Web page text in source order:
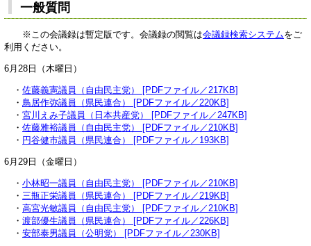
一般質問
※この会議録は暫定版です。会議録の閲覧は会議録検索システムをご
利用ください。
6月28日（木曜日）
・ 佐藤義憲議員（自由民主党） [PDFファイル／217KB]
・ 鳥居作弥議員（県民連合） [PDFファイル／220KB]
・ 宮川えみ子議員（日本共産党） [PDFファイル／247KB]
・ 佐藤雅裕議員（自由民主党） [PDFファイル／210KB]
・ 円谷健市議員（県民連合） [PDFファイル／193KB]
6月29日（金曜日）
・ 小林昭一議員（自由民主党） [PDFファイル／210KB]
・ 三瓶正栄議員（県民連合） [PDFファイル／219KB]
・ 高宮光敏議員（自由民主党） [PDFファイル／210KB]
・ 渡部優生議員（県民連合） [PDFファイル／226KB]
・ 安部泰男議員（公明党） [PDFファイル／230KB]